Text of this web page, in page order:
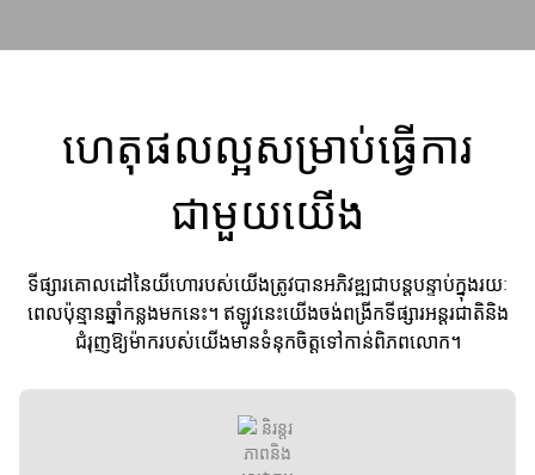
ហេតុផលល្អសម្រាប់ធ្វើការ
ជាមួយយើង
ទីផ្សារគោលដៅនៃយីហោរបស់យើងត្រូវបានអភិវឌ្ឍជាបន្តបន្ទាប់ក្នុងរយៈ
ពេលប៉ុន្មានឆ្នាំកន្លងមកនេះ។ ឥឡូវនេះយើងចង់ពង្រីកទីផ្សារអន្តរជាតិនិង
ជំរុញឱ្យម៉ាករបស់យើងមានទំនុកចិត្តទៅកាន់ពិភពលោក។